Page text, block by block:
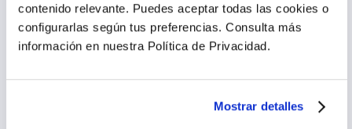
contenido relevante. Puedes aceptar todas las cookies o
configurarlas según tus preferencias. Consulta más
información en nuestra Política de Privacidad.
Mostrar detalles
Productos relacionados